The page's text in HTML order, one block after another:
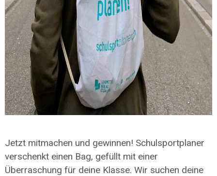
Jetzt mitmachen und gewinnen! Schulsportplaner
verschenkt einen Bag, gefüllt mit einer
Überraschung für deine Klasse. Wir suchen deine